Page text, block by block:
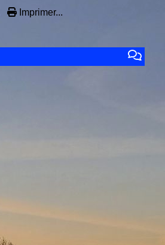
Imprimer...